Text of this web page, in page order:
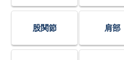
股関節 肩部